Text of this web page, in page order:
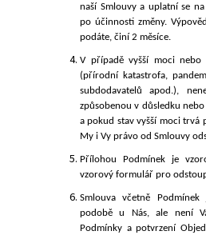
naší Smlouvy a uplatní se
po účinnosti změny.
podáte, činí 2 měsíce.
V případě vyšší moci nebo
(přírodní katastrofa,
subdodavatelů apod.),
způsobenou v důsledku
a pokud stav vyšší moci trvá
My i Vy právo od Smlouvy
Přílohou Podmínek je
vzorový formulář pro
Smlouva včetně
podobě u Nás, ale není
Podmínky a potvrzení